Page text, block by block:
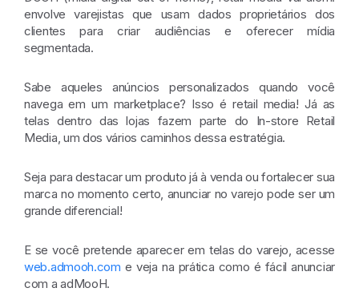
envolve varejistas que usam dados proprietários dos
clientes para criar audiências e oferecer mídia
segmentada.
Sabe aqueles anúncios personalizados quando você
navega em um marketplace? Isso é retail media! Já as
telas dentro das lojas fazem parte do In-store Retail
Media, um dos vários caminhos dessa estratégia.
Seja para destacar um produto já à venda ou fortalecer sua
marca no momento certo, anunciar no varejo pode ser um
grande diferencial!
E se você pretende aparecer em telas do varejo, acesse
web.admooh.com e veja na prática como é fácil anunciar
com a adMooH.